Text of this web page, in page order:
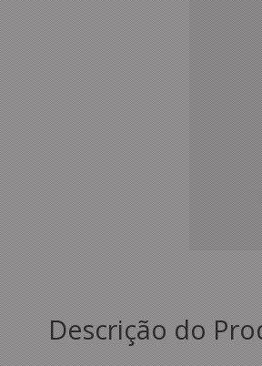
Descrição do